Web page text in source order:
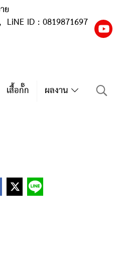
ย
ID : 0819871697
เสื้อกั๊ก ผลงาน